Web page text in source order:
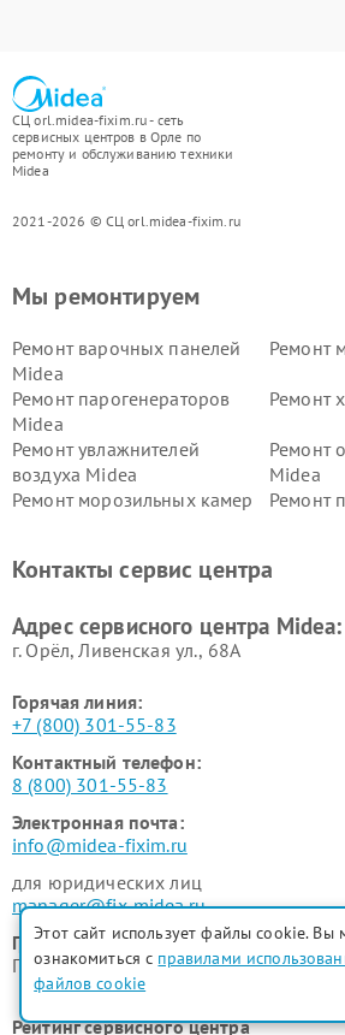
СЦ orl.midea-fixim.ru - сеть
сервисных центров в Орле по
ремонту и обслуживанию техники
Midea
2021-2026 © СЦ orl.midea-fixim.ru
Мы ремонтируем
Ремонт варочных панелей
Midea
Ремонт
Ремонт парогенераторов
Midea
Ремонт
Ремонт увлажнителей
воздуха Midea
Ремонт
Midea
Ремонт морозильных камер
Ремонт
пылесосов Midea
Midea
Контакты сервис центра
Адрес сервисного центра Midea:
г. Орёл, Ливенская ул., 68А
Горячая линия:
+7 (800) 301-55-83
Контактный телефон:
8 (800) 301-55-83
Электронная почта:
info@midea-fixim.ru
для юридических лиц
manager@fix-midea.ru
График работы:
ПН-ВСК с 9:00 до 21:00 без
Рейтинг сервисного центра
Этот сайт использует файлы cookie. Вы
ознакомиться с правилами
файлов cookie